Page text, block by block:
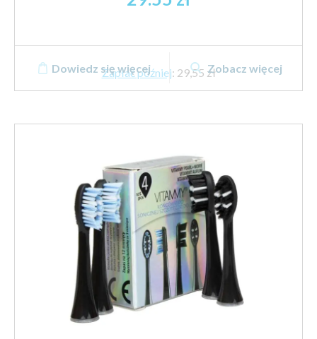
Zapłać później: 29,55 zł
Dowiedz się więcej Zobacz więcej